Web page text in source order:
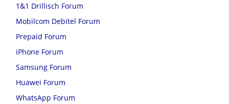
1&1 Drillisch Forum
Mobilcom Debitel Forum
Prepaid Forum
iPhone Forum
Samsung Forum
Huawei Forum
WhatsApp Forum